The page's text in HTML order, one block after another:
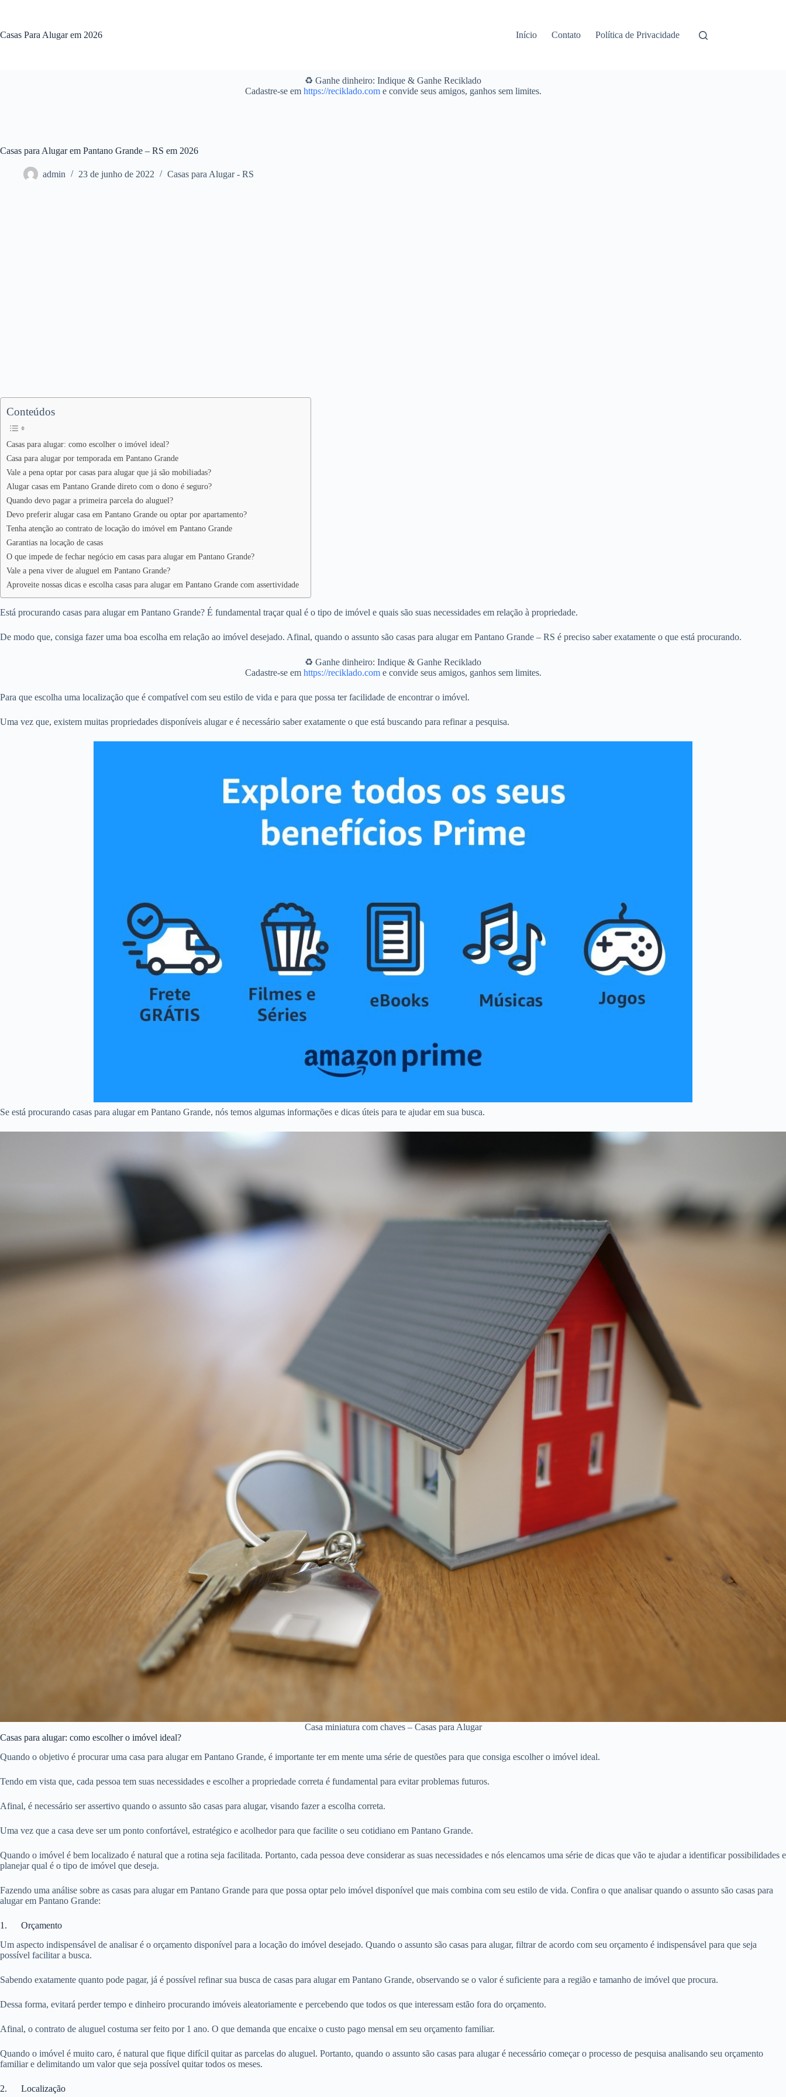
conteúdo
Casas Para Alugar em 2026 Início Contato Política de Privacidade
♻️ Ganhe dinheiro: Indique & Ganhe Reciklado
Cadastre-se em https://reciklado.come convide seus amigos, ganhos sem limites.
Casas para Alugar em Pantano Grande – RS em 2026
admin 23 de junho de 2022 Casas para Alugar - RS
Conteúdos
Casas para alugar: como escolher o imóvel ideal?
Casa para alugar por temporada em Pantano Grande
Vale a pena optar por casas para alugar que já são mobiliadas?
Alugar casas em Pantano Grande direto com o dono é seguro?
Quando devo pagar a primeira parcela do aluguel?
Devo preferir alugar casa em Pantano Grande ou optar por apartamento?
Tenha atenção ao contrato de locação do imóvel em Pantano Grande
Garantias na locação de casas
O que impede de fechar negócio em casas para alugar em Pantano Grande?
Vale a pena viver de aluguel em Pantano Grande?
Aproveite nossas dicas e escolha casas para alugar em Pantano Grande com assertividade
Está procurando casas para alugar em Pantano Grande? É fundamental traçar qual é o tipo de imóvel e quais são suas necessidades em relação à propriedade.
De modo que, consiga fazer uma boa escolha em relação ao imóvel desejado. Afinal, quando o assunto são casas para alugar em Pantano Grande – RS é preciso saber exatamente o que está procurando.
♻️ Ganhe dinheiro: Indique & Ganhe Reciklado
Cadastre-se em https://reciklado.come convide seus amigos, ganhos sem limites.
Para que escolha uma localização que é compatível com seu estilo de vida e para que possa ter facilidade de encontrar o imóvel.
Uma vez que, existem muitas propriedades disponíveis alugar e é necessário saber exatamente o que está buscando para refinar a pesquisa.
Se está procurando casas para alugar em Pantano Grande, nós temos algumas informações e dicas úteis para te ajudar em sua busca.
Casa miniatura com chaves – Casas para Alugar
Casas para alugar: como escolher o imóvel ideal?
Quando o objetivo é procurar uma casa para alugar em Pantano Grande, é importante ter em mente uma série de questões para que consiga escolher o imóvel ideal.
Tendo em vista que, cada pessoa tem suas necessidades e escolher a propriedade correta é fundamental para evitar problemas futuros.
Afinal, é necessário ser assertivo quando o assunto são casas para alugar, visando fazer a escolha correta.
Uma vez que a casa deve ser um ponto confortável, estratégico e acolhedor para que facilite o seu cotidiano em Pantano Grande.
Quando o imóvel é bem localizado é natural que a rotina seja facilitada. Portanto, cada pessoa deve considerar as suas necessidades e nós elencamos uma série de dicas que vão te ajudar a identificar possibilidades e
planejar qual é o tipo de imóvel que deseja.
Fazendo uma análise sobre as casas para alugar em Pantano Grande para que possa optar pelo imóvel disponível que mais combina com seu estilo de vida. Confira o que analisar quando o assunto são casas para
alugar em Pantano Grande:
1. Orçamento
Um aspecto indispensável de analisar é o orçamento disponível para a locação do imóvel desejado. Quando o assunto são casas para alugar, filtrar de acordo com seu orçamento é indispensável para que seja
possível facilitar a busca.
Sabendo exatamente quanto pode pagar, já é possível refinar sua busca de casas para alugar em Pantano Grande, observando se o valor é suficiente para a região e tamanho de imóvel que procura.
Dessa forma, evitará perder tempo e dinheiro procurando imóveis aleatoriamente e percebendo que todos os que interessam estão fora do orçamento.
Afinal, o contrato de aluguel costuma ser feito por 1 ano. O que demanda que encaixe o custo pago mensal em seu orçamento familiar.
Quando o imóvel é muito caro, é natural que fique difícil quitar as parcelas do aluguel. Portanto, quando o assunto são casas para alugar é necessário começar o processo de pesquisa analisando seu orçamento
familiar e delimitando um valor que seja possível quitar todos os meses.
2. Localização